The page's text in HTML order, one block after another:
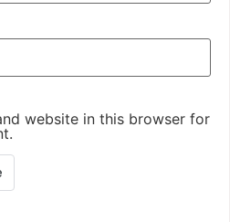
website in this browser for